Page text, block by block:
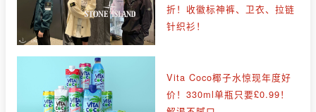
折！收徽标神裤、卫衣、拉链
针织衫！
Vita Coco椰子水惊现年度好
价！330ml单瓶只要£0.99！